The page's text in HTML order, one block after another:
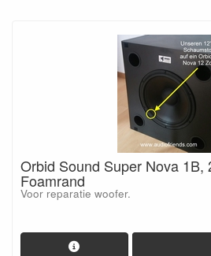
Orbid Sound Super Nova 1B,
Foamrand
Voor reparatie woofer.